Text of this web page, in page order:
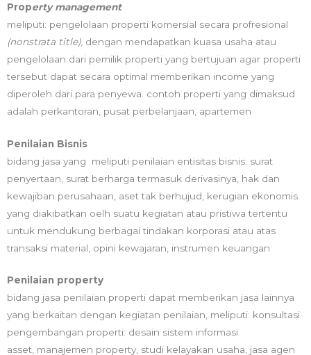
Property management
meliputi: pengelolaan properti komersial secara profresional
(nonstrata title), dengan mendapatkan kuasa usaha atau
pengelolaan dari pemilik properti yang bertujuan agar properti
tersebut dapat secara optimal memberikan income yang
diperoleh dari para penyewa. contoh properti yang dimaksud
adalah perkantoran, pusat perbelanjaan, apartemen
Penilaian Bisnis
bidang jasa yang meliputi penilaian entisitas bisnis: surat
penyertaan, surat berharga termasuk derivasinya, hak dan
kewajiban perusahaan, aset tak berhujud, kerugian ekonomis
yang diakibatkan oelh suatu kegiatan atau pristiwa tertentu
untuk mendukung berbagai tindakan korporasi atau atas
transaksi material, opini kewajaran, instrumen keuangan
Penilaian property
bidang jasa penilaian properti dapat memberikan jasa lainnya
yang berkaitan dengan kegiatan penilaian, meliputi: konsultasi
pengembangan properti: desain sistem informasi
asset, manajemen property, studi kelayakan usaha, jasa agen